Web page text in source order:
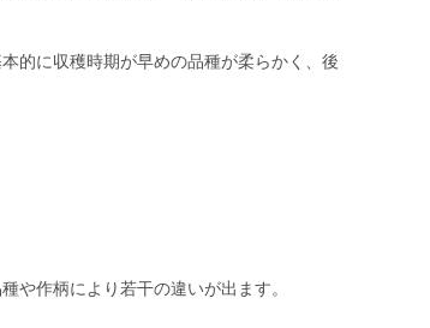
的に収穫時期が早めの品種が柔らかく、後
や作柄により若干の違いが出ます。